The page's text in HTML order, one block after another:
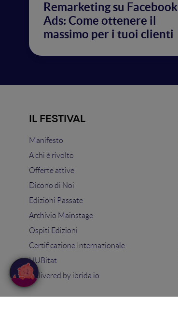
Remarketing su Facebook
Ads: Come ottenere il
massimo per i tuoi clienti
IL FESTIVAL
Manifesto
A chi è rivolto
Offerte attive
Dicono di Noi
Edizioni Passate
Archivio Mainstage
Ospiti Edizioni
Certificazione Internazionale
HUBitat
Delivered by ibrida.io